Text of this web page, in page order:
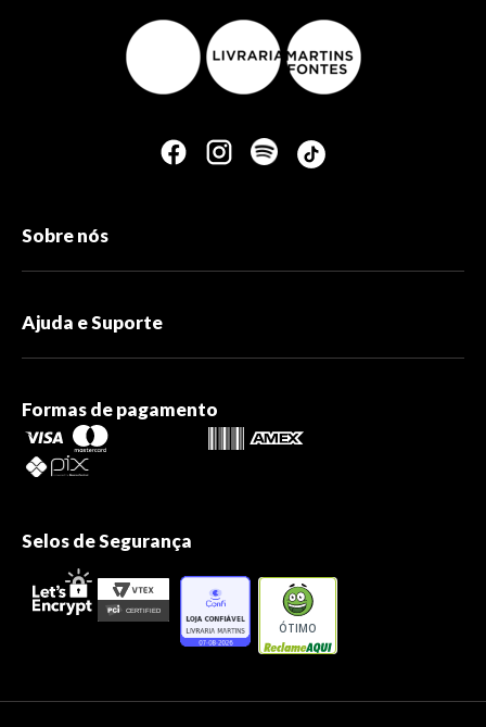
Sobre nós
Ajuda e Suporte
Formas de pagamento
Selos de Segurança
ÓTIMO